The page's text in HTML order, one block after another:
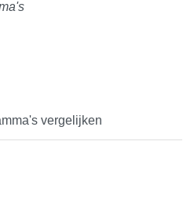
vergelijken